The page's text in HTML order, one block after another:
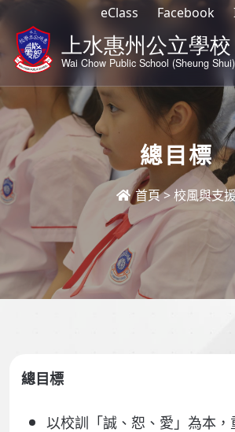
eClass Facebook
總目標
首頁> 校風與支
總目標
以校訓「誠、恕、愛」為本，